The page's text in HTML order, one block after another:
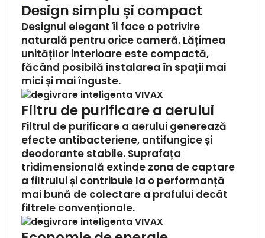
Design simplu și compact
Designul elegant îl face o potrivire
naturală pentru orice cameră. Lățimea
unităților interioare este compactă,
făcând posibilă instalarea în spații mai
mici și mai înguste.
Filtru de purificare a aerului
Filtrul de purificare a aerului generează
efecte antibacteriene, antifungice și
deodorante stabile. Suprafața
tridimensională extinde zona de captare
a filtrului și contribuie la o performanță
mai bună de colectare a prafului decât
filtrele convenționale.